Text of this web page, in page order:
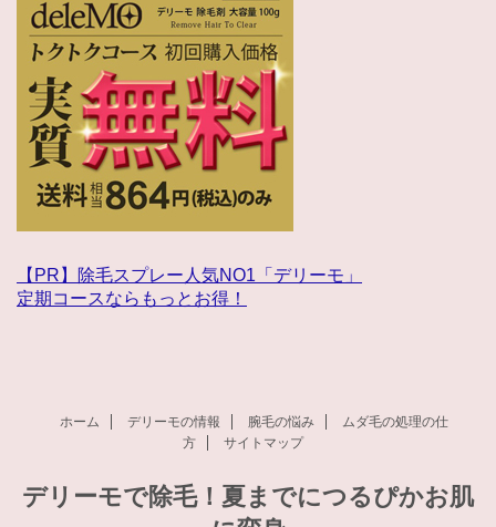
【PR】除毛スプレー人気NO1「デリーモ」
定期コースならもっとお得！
ホーム デリーモの情報 腕毛の悩み
ムダ毛の処理の仕
方
サイトマップ
デリーモで除毛！夏までにつるぴかお肌